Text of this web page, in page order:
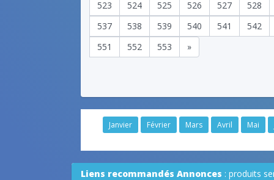
523
524 525 526 527
528
537
538 539 540 541
542
551
552 553 »
Janvier Février Mars Avril Mai
Liens recommandés Annonces : produits